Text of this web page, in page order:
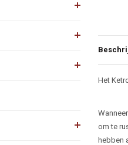
Het
om te
hebben